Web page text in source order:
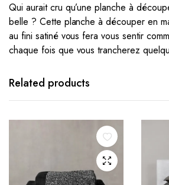
Qui aurait cru qu’une planche à
belle ? Cette planche à découper en
au fini satiné vous fera vous sentir
chaque fois que vous trancherez
Related products